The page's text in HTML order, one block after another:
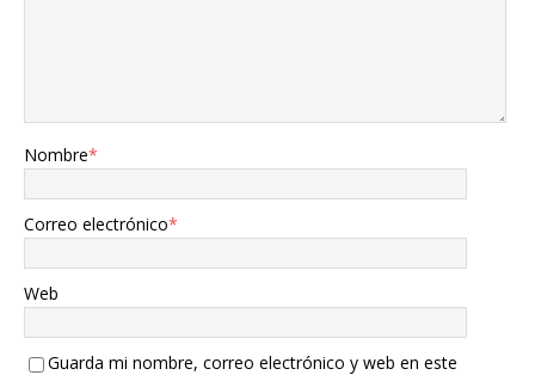
Nombre*
Correo electrónico*
Web
Guarda mi nombre, correo electrónico y web en este